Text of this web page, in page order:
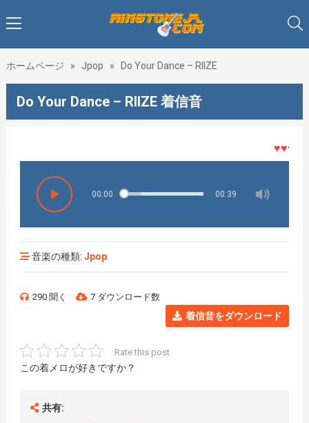
ホームページ » Jpop » Do Your Dance – RIIZE
Do Your Dance – RIIZE 着信音
♥♥♥着メ
00:00 00:39
音楽の種類: Jpop
290 聞く 7 ダウンロード数
着信音をダウンロード
Rate this post
この着メロが好きですか？
共有: